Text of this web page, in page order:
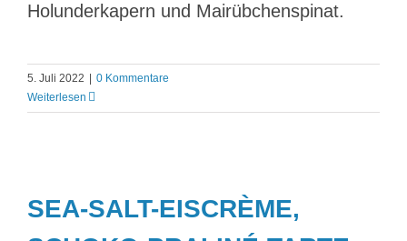
Holunderkapern und Mairübchenspinat.
5. Juli 2022
0 Kommentare
Weiterlesen
SEA-SALT-EISCRÈME,